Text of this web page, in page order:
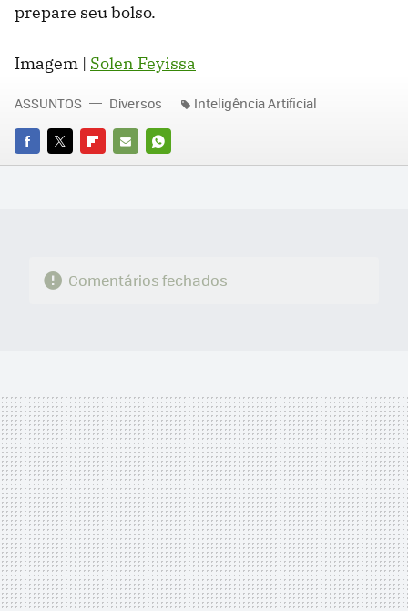
prepare seu bolso.
Imagem | Solen Feyissa
FACEBOOK
TWITTERFLIPBOARD
E-
WHATSAPP
ASSUNTOS Diversos Inteligência Artificial
Comentários fechados